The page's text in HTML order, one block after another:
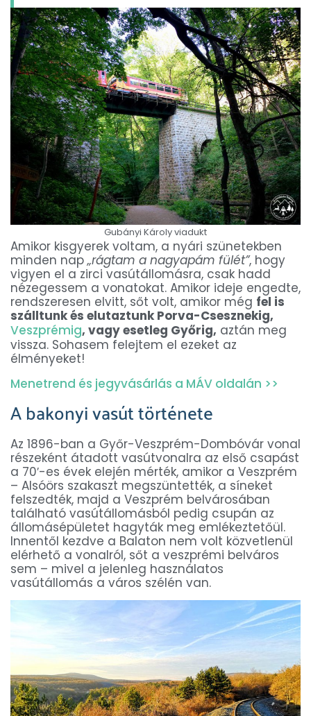
Gubányi Károly viadukt
Amikor kisgyerek voltam, a nyári szünetekben
minden nap„rágtam a nagyapám fülét”, hogy
vigyen el a zirci vasútállomásra, csak hadd
nézegessem a vonatokat. Amikor ideje engedte,
rendszeresen elvitt, sőt volt, amikor még fel is
szálltunk és elutaztunk Porva-Csesznekig,
Veszprémig, vagy esetleg Győrig, aztán meg
vissza. Sohasem felejtem el ezeket az
élményeket!
Menetrend és jegyvásárlás a MÁV oldalán >>
A bakonyi vasút története
Az 1896-ban a Győr-Veszprém-Dombóvár vonal
részeként átadott vasútvonalra az első csapást
a 70′-es évek elején mérték, amikor a Veszprém
– Alsóörs szakaszt megszüntették, a síneket
felszedték, majd a Veszprém belvárosában
található vasútállomásból pedig csupán az
állomásépületet hagyták meg emlékeztetőül.
Innentől kezdve a Balaton nem volt közvetlenül
elérhető a vonalról, sőt a veszprémi belváros
sem – mivel a jelenleg használatos
vasútállomás a város szélén van.